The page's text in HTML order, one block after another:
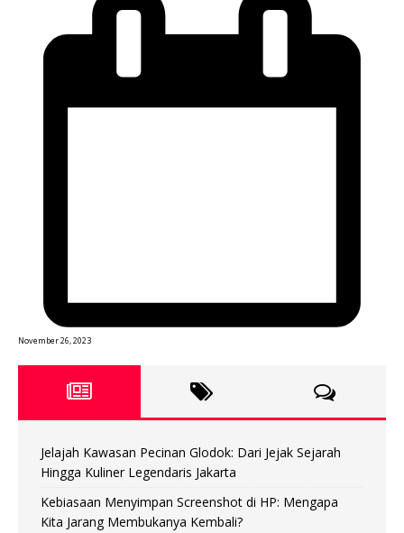
November 26, 2023
Jelajah Kawasan Pecinan Glodok: Dari Jejak Sejarah
Hingga Kuliner Legendaris Jakarta
Kebiasaan Menyimpan Screenshot di HP: Mengapa
Kita Jarang Membukanya Kembali?